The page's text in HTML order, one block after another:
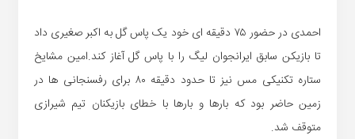
احمدی در حضور ۷۵ دقیقه ای خود یک پاس گل به اکبر صغیری داد
تا بازیکن سابق ایرانجوان لیگ را با پاس گل آغاز کند.امین مشایخ
ستاره تکنیکی مس نیز تا حدود دقیقه ۸۰ برای رفسنجانی ها در
زمین حاضر بود که بارها و بارها با خطای بازیکنان تیم شیرازی
متوقف شد.